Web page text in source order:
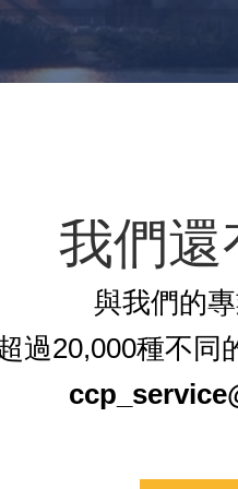
我們還
與我們的
過20,000種不同